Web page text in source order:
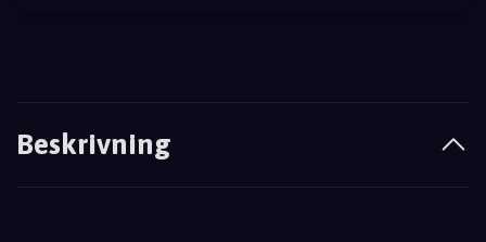
Beskrivning